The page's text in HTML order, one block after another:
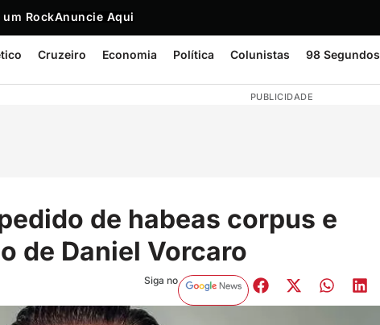
um RockAnuncie Aqui
Cruzeiro Economia Política Colunistas 98 Segundos
PUBLICIDADE
de habeas corpus e
de Daniel Vorcaro
Siga no